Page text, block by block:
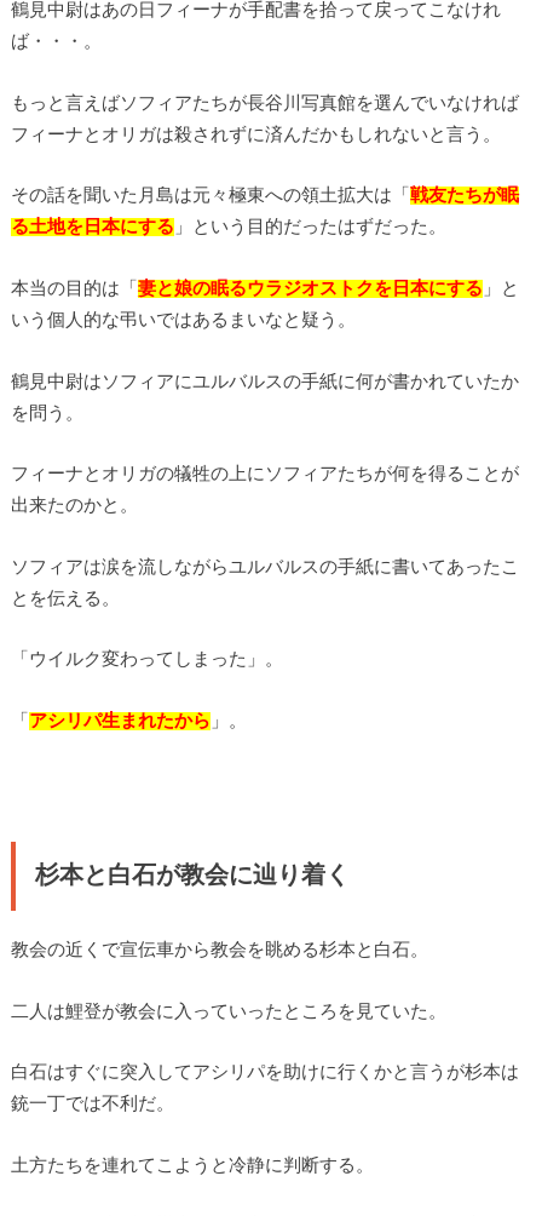
鶴見中尉はあの日フィーナが手配書を拾って戻ってこなけれ
ば・・・。
もっと言えばソフィアたちが長谷川写真館を選んでいなければ
フィーナとオリガは殺されずに済んだかもしれないと言う。
その話を聞いた月島は元々極東への領土拡大は「 戦友たちが眠
る土地を日本にする 」という目的だったはずだった。
本当の目的は「 妻と娘の眠るウラジオストクを日本にする 」と
いう個人的な弔いではあるまいなと疑う。
鶴見中尉はソフィアにユルバルスの手紙に何が書かれていたか
を問う。
フィーナとオリガの犠牲の上にソフィアたちが何を得ることが
出来たのかと。
ソフィアは涙を流しながらユルバルスの手紙に書いてあったこ
とを伝える。
「ウイルク変わってしまった」。
「 アシリパ生まれたから 」。
杉本と白石が教会に辿り着く
教会の近くで宣伝車から教会を眺める杉本と白石。
二人は鯉登が教会に入っていったところを見ていた。
白石はすぐに突入してアシリパを助けに行くかと言うが杉本は
銃一丁では不利だ。
土方たちを連れてこようと冷静に判断する。